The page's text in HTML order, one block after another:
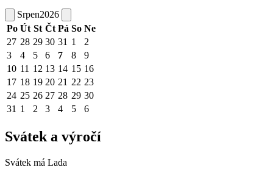
Srpen2026
Po Út St Čt Pá So Ne
27 28 29 30 31 1
2
3
4 5 6 7 8
9
10 11 12 13 14 15 16
17 18 19 20 21 22 23
24 25 26 27 28 29 30
31 1 2 3 4 5 6
Svátek a výročí
Svátek má Lada